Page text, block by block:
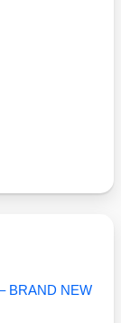
BRAND NEW